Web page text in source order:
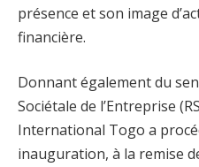
présence et son image
financière.
Donnant également du
Sociétale de l’Entreprise
International Togo a
inauguration, à la remise